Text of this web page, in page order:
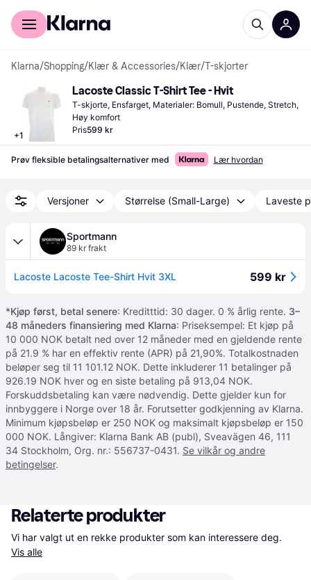
For kunder
Klarna/Shopping/Klær & Accessories/Klær/T-skjorter
+1
Lacoste Classic T-Shirt Tee - Hvit
T-skjorte, Ensfarget, Materialer: Bomull, Pustende, Stretch,
Høy komfort
Pris599 kr
Prøv fleksible betalingsalternativer med Lær hvordan
Versjoner Størrelse (Small-Large) Laveste
Sportmann
89 kr frakt
Lacoste Lacoste Tee-Shirt Hvit 3XL 599 kr
*Kjøp først, betal senere: Kreditttid: 30 dager. 0 % årlig rente. 3–
48 måneders finansiering med Klarna: Priseksempel: Et kjøp på
10 000 NOK betalt ned over 12 måneder med en gjeldende rente
på 21.9 % har en effektiv rente (APR) på 21,90%. Totalkostnaden
beløper seg til 11 101.12 NOK. Dette inkluderer 11 betalinger på
926.19 NOK hver og en siste betaling på 913,04 NOK.
Forskuddsbetaling kan være nødvendig. Dette gjelder kun for
innbyggere i Norge over 18 år. Forutsetter godkjenning av Klarna.
Minimum kjøpsbeløp er 250 NOK og maksimalt kjøpsbeløp er 150
000 NOK. Långiver: Klarna Bank AB (publ), Sveavägen 46, 111
34 Stockholm, Org. nr.: 556737-0431. Se vilkår og andre
betingelser.
Relaterte produkter
Vis alle